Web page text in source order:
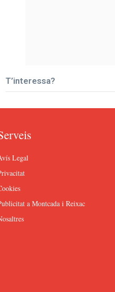
T’interessa?
Legal
a Montcada i Reixac